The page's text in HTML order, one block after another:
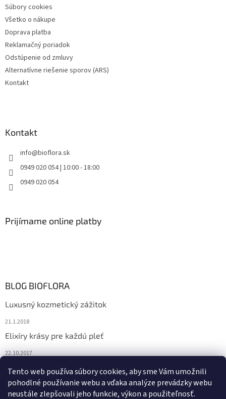
Tento web používa súbory cookies, aby sme Vám umožnili
pohodlné používanie webu a vďaka analýze prevádzky webu
neustále zlepšovali jeho funkcie, výkon a použiteľnosť.
Súbory cookies
Všetko o nákupe
Doprava platba
Reklamačný poriadok
Odstúpenie od zmluvy
Alternatívne riešenie sporov (ARS)
Kontakt
Kontakt
info@bioflora.sk
0949 020 054 | 10:00 - 18:00
0949 020 054
Prijímame online platby
BLOG BIOFLORA
Luxusný kozmetický zážitok
21.1.2018
Elixíry krásy pre každú pleť
22.10.2017
Spoznajte prírodnú kozmetiku Sante
10.10.2017